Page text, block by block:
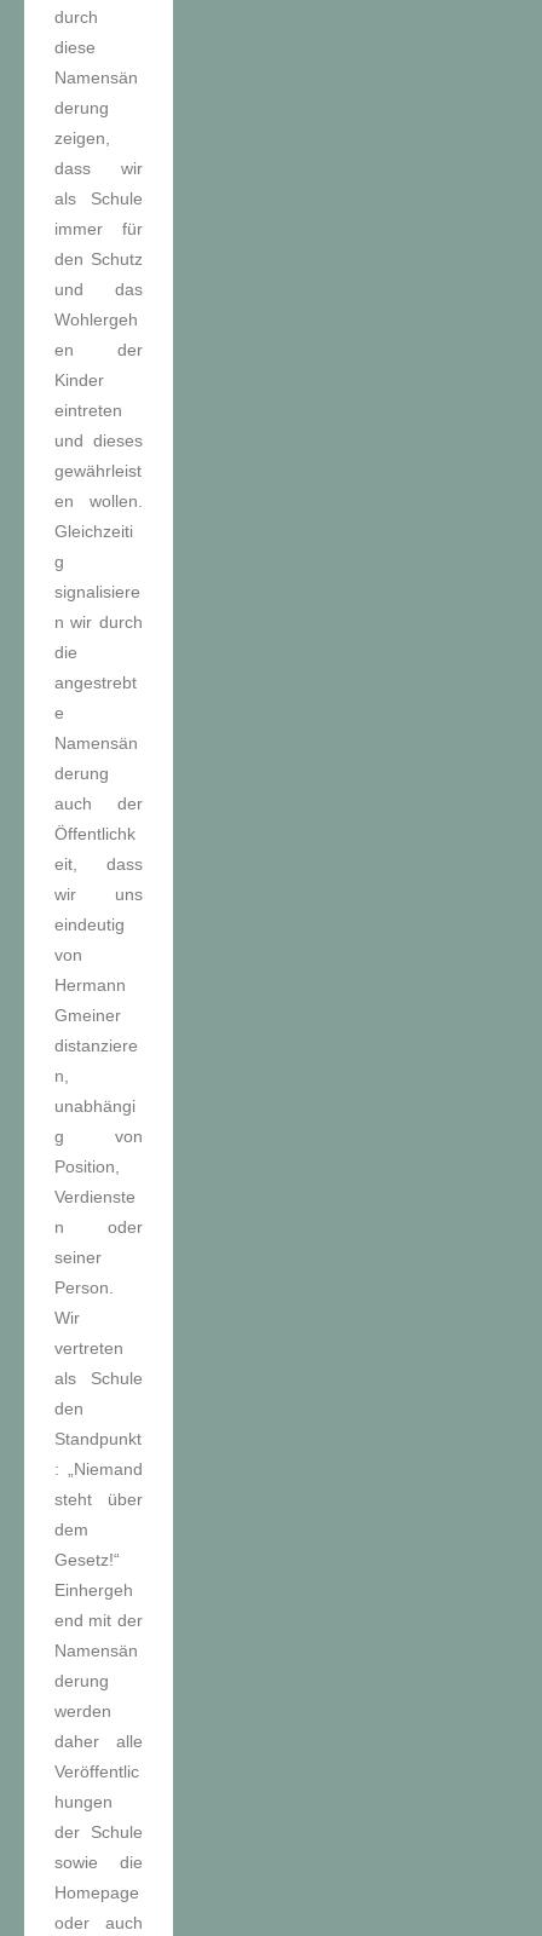
durch
diese
Namensän
derung
zeigen,
dass wir
als Schule
immer für
den Schutz
und das
Wohlergeh
en der
Kinder
eintreten
und dieses
gewährleist
en wollen.
Gleichzeiti
g
signalisiere
n wir durch
die
angestrebt
e
Namensän
derung
auch der
Öffentlichk
eit, dass
wir uns
eindeutig
von
Hermann
Gmeiner
distanziere
n,
unabhängi
g von
Position,
Verdienste
n oder
seiner
Person.
Wir
vertreten
als Schule
den
Standpunkt
: „Niemand
steht über
dem
Gesetz!“
Einhergeh
end mit der
Namensän
derung
werden
daher alle
Veröffentlic
hungen
der Schule
sowie die
Homepage
oder auch